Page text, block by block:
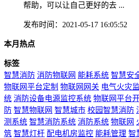
帮助，可以让自己更好的去 ...
发布时间：2021-05-17 16:05:52
本月热点
标签
智慧消防 消防物联网 能耗系统 智慧安
物联网平台定制 物联网网关 电气火灾
统 消防设备电源监控系统 物联网平台
防 智慧物联网 智慧城市 校园智慧消防
测系统 智慧消防系统 消防系统 物联网
筑 智慧灯杆 配电机房监控 能耗管理 智